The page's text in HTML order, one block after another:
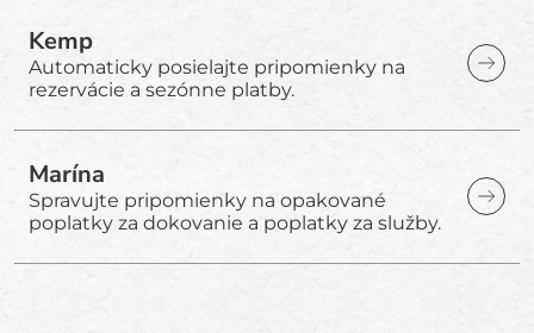
Kemp
Automaticky posielajte pripomienky na
rezervácie a sezónne platby.
Marína
Spravujte pripomienky na opakované
poplatky za dokovanie a poplatky za služby.